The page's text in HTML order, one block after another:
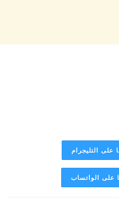
على التليجرام
على الواتساب